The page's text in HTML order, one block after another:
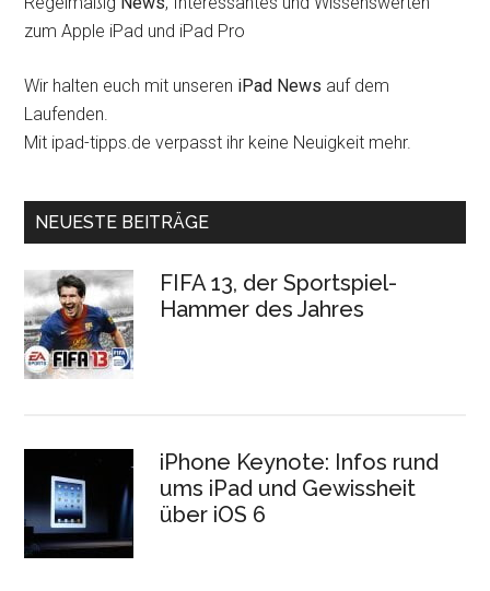
zum Apple iPad und iPad Pro
Wir halten euch mit unseren iPad News auf dem
Laufenden.
Mit ipad-tipps.de verpasst ihr keine Neuigkeit mehr.
NEUESTE BEITRÄGE
FIFA 13, der Sportspiel-
Hammer des Jahres
iPhone Keynote: Infos rund
ums iPad und Gewissheit
über iOS 6